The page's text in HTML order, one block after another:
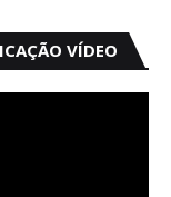
VÍDEO